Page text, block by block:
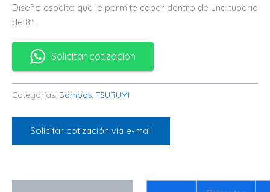
Diseño esbelto que le permite caber dentro de una tuberia
de 8”.
Solicitar cotización
Categorías: Bombas, TSURUMI
Solicitar cotización via e-mail